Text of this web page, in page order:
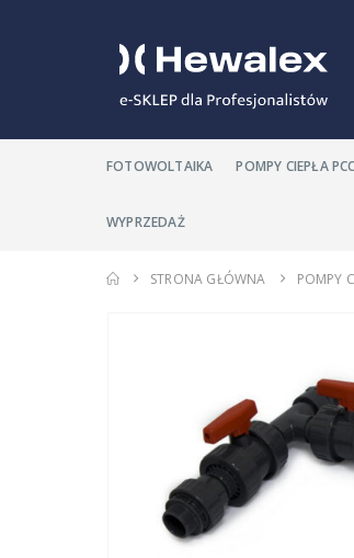
FOTOWOLTAIKA POMPY CIEPŁA
WYPRZEDAŻ
STRONA GŁÓWNA POMPY